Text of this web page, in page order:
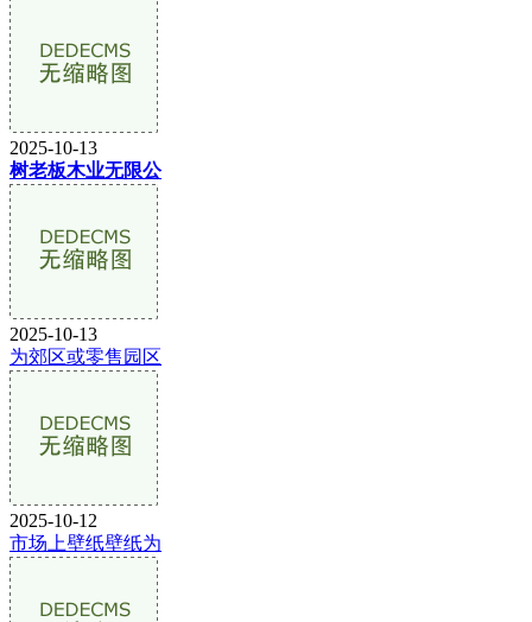
2025-10-13
树老板木业无限公
2025-10-13
为郊区或零售园区
2025-10-12
市场上壁纸壁纸为